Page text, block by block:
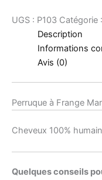
UGS : P103 Catégorie :
Description
Informations
Avis (0)
Perruque à Frange
Cheveux 100%
Quelques conseils